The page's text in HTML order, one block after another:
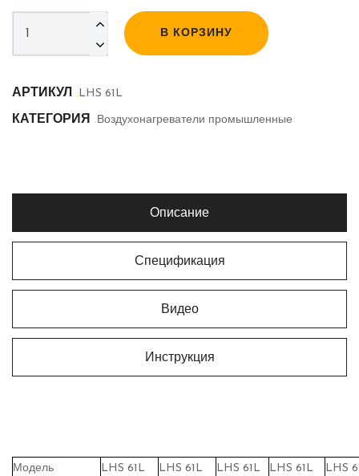
В КОРЗИНУ
АРТИКУЛ .LHS 61L
КАТЕГОРИЯ .Воздухонагреватели промышленные
Описание
Спецификация
Видео
Инструкция
Модель LHS 61L LHS 61L LHS 61L LHS 61L LHS